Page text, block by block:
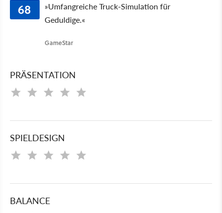
68
»Umfangreiche Truck-Simulation für
Geduldige.«
GameStar
PRÄSENTATION
SPIELDESIGN
BALANCE